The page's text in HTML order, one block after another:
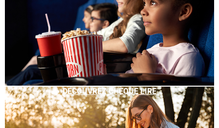
DÉCOUVREZ CHÈQUE LIRE